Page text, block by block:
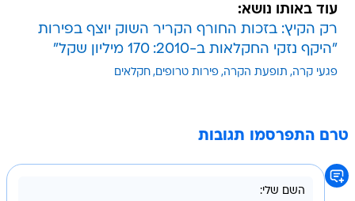
עוד באותו נושא:
רק הקיץ: בזכות החורף הקריר השוק יוצף בפירות
"היקף נזקי החקלאות ב-2010: 170 מיליון שקל"
פגעי קרה תופעת הקרה פירות טרופים חקלאים
טרם התפרסמו תגובות